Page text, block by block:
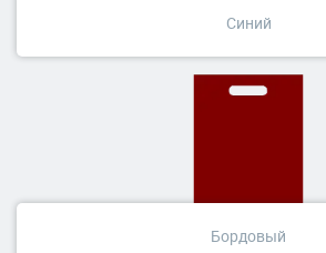
Синий
Бордовый